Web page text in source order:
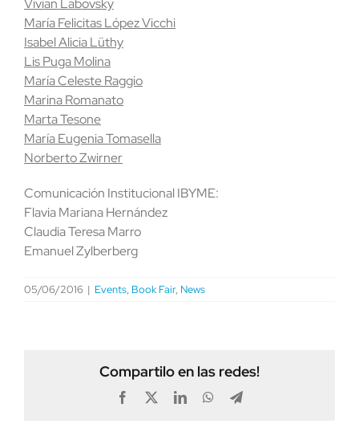
María Felicitas López Vicchi
Isabel Alicia Lüthy
Lis Puga Molina
María Celeste Raggio
Marina Romanato
Marta Tesone
María Eugenia Tomasella
Norberto Zwirner
Comunicación Institucional IBYME:
Flavia Mariana Hernández
Claudia Teresa Marro
Emanuel Zylberberg
05/06/2016 | Events, Book Fair, News
Compartilo en las redes!
Facebook LinkedInWhatsAppTelegram